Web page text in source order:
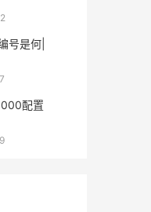
号是何|
配置